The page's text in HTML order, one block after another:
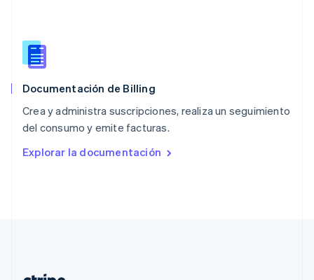
Documentación de Billing
Crea y administra suscripciones, realiza un seguimiento
del consumo y emite facturas.
Explorar la documentación
Português
RAE de Hong Kong, China
Reino Unido
República Checa
English
English